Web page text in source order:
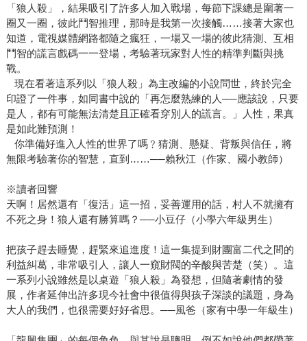
「狼人殺」，結果吸引了許多人加入戰場，每節下課總是圍著一
圈又一圈，彼此鬥智推理，那時是我第一次接觸……接著大家也
知道，電視媒體網路都隨之瘋狂，一場又一場的彼此猜測、互相
鬥智的謊言戲碼一一登場，考驗著玩家對人性的精準判斷與挑
戰。
現在看著這系列以「狼人殺」為主改編的小說問世，終於完全
印證了一件事，如同書中說的「再怎麼熟練的人──應該說，只要
是人，都有可能無法清楚且正確看穿別人的謊言。」人性，果真
是如此難預測！
你準備好進入人性的世界了嗎﹖猜測、懸疑、背叛與信任，將
無限考驗著你的智慧，直到……──賴秋江（作家、國小教師）
※讀者回響
天啊！居然還有「復活」這一招，妥善運用的話，村人不就擁有
不死之身！狼人還有勝算嗎？──小豆仔（小學六年級男生）
把孩子趕去睡覺，趕緊來追進度！這一集提到財團富二代之間的
利益糾葛，非常吸引人，讓人一窺財閥的辛酸與苦楚（笑）。這
一系列小說雖然是以桌遊「狼人殺」為發想，但隨著劇情的發
展，作者延伸出許多現今社會中很值得與孩子深談的議題，身為
大人的我們，也很需要好好省思。──風爸（家有中學一年級生）